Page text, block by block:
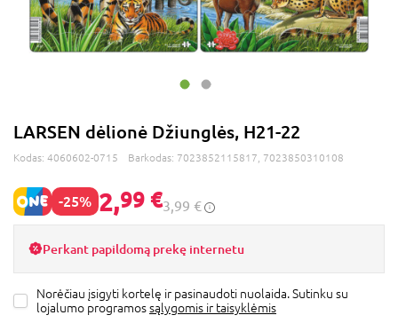
LARSEN dėlionė Džiunglės, H21-22
Kodas: 4060602-0715 Barkodas: 7023852115817, 7023850310108
-25% 2,99 €3,99 €
Perkant papildomą prekę internetu
Norėčiau įsigyti kortelę ir pasinaudoti nuolaida. Sutinku su
lojalumo programossąlygomis ir taisyklėmis